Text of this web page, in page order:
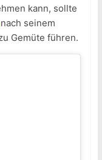
kann, sollte
nach seinem
Gemüte führen.